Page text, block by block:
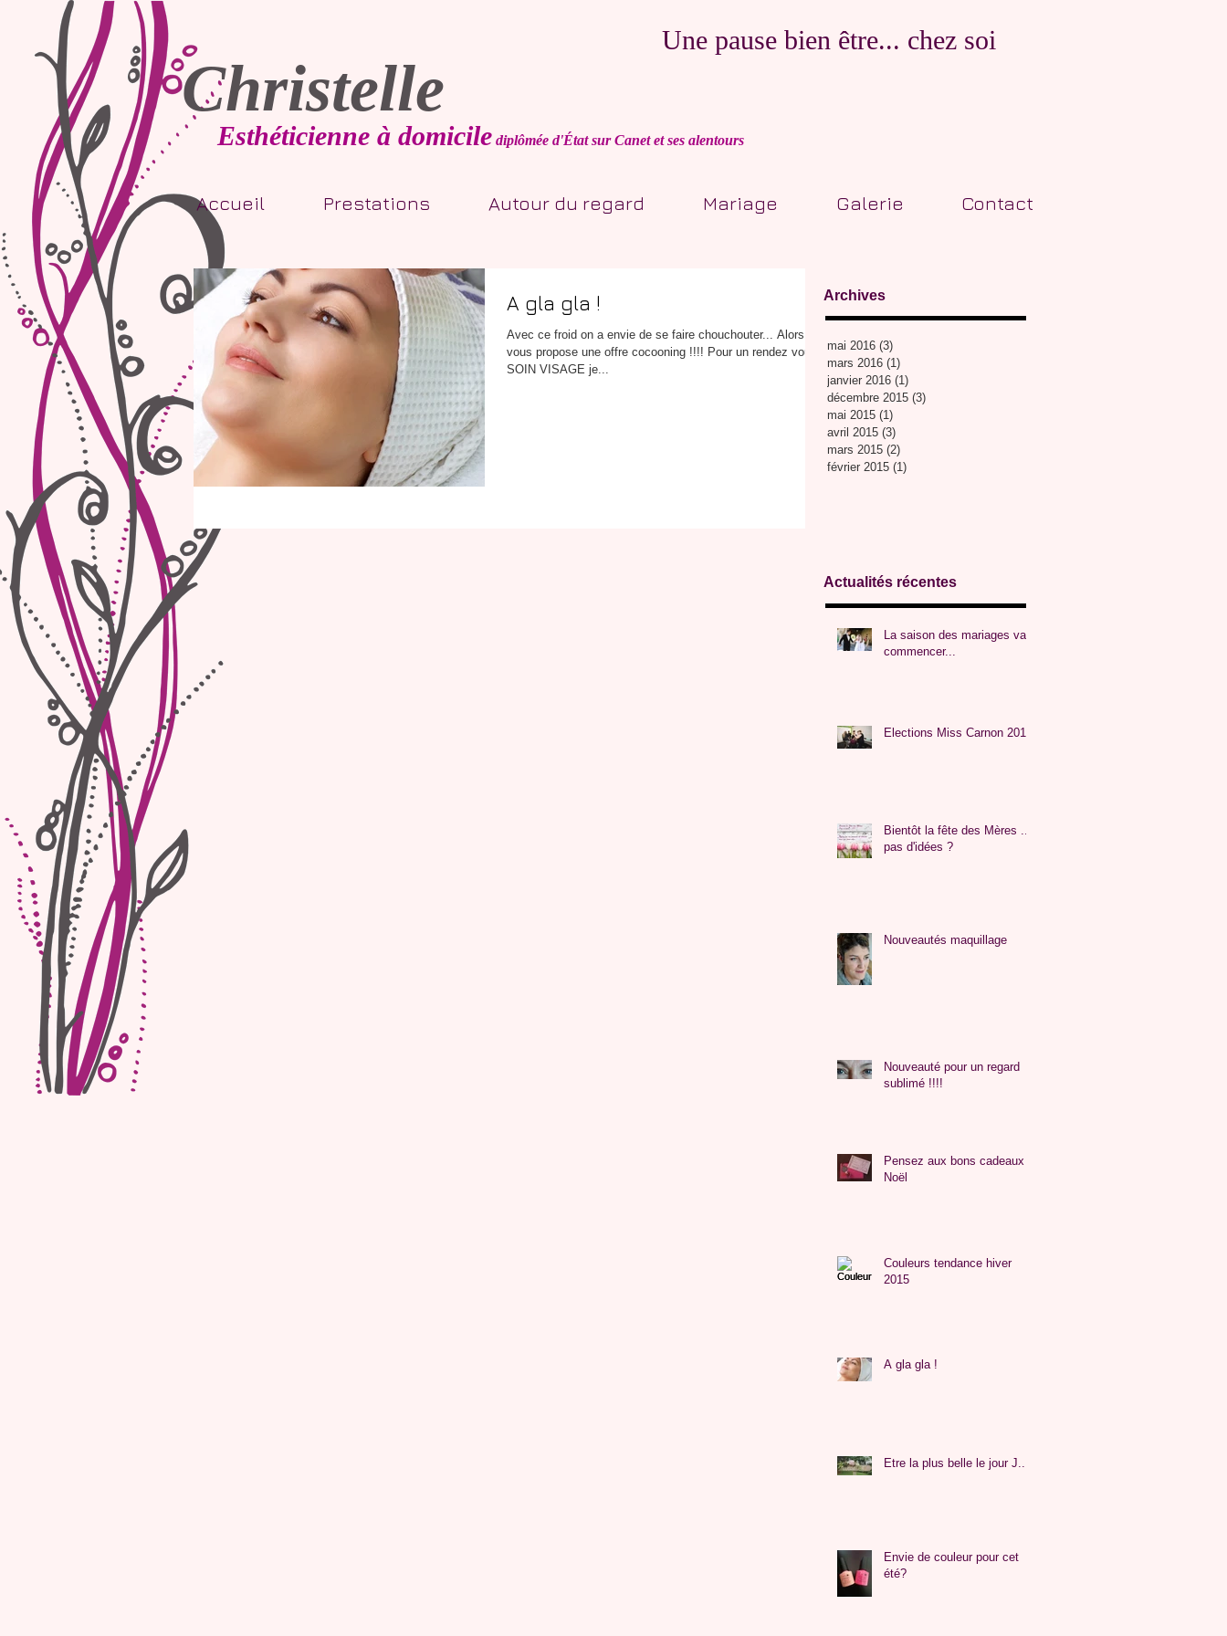
Christelle
Une pause bien être... chez soi
Esthéticienne à domicile diplômée d'État sur Canet et ses alentours
Accueil Prestations Autour du regard Mariage Galerie Contact
A gla gla !
Avec ce froid on a envie de se faire chouchouter... Alors je
vous propose une offre cocooning !!!! Pour un rendez vous
SOIN VISAGE je...
Archives
mai 2016 (3)
mars 2016 (1)
janvier 2016 (1)
décembre 2015 (3)
mai 2015 (1)
avril 2015 (3)
mars 2015 (2)
février 2015 (1)
Actualités récentes
La saison des mariages va
commencer...
Elections Miss Carnon 2016
Bientôt la fête des Mères ...
pas d'idées ?
Nouveautés maquillage
Nouveauté pour un regard
sublimé !!!!
Pensez aux bons cadeaux à
Noël
Couleurs tendance hiver
2015
A gla gla !
Etre la plus belle le jour J...
Envie de couleur pour cet
été?